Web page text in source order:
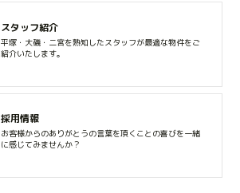
スタッフ紹介
平塚・大磯・二宮を熟知したスタッフが最適な物件をご
紹介いたします。
採用情報
お客様からのありがとうの言葉を頂くことの喜びを一緒
に感じてみませんか？